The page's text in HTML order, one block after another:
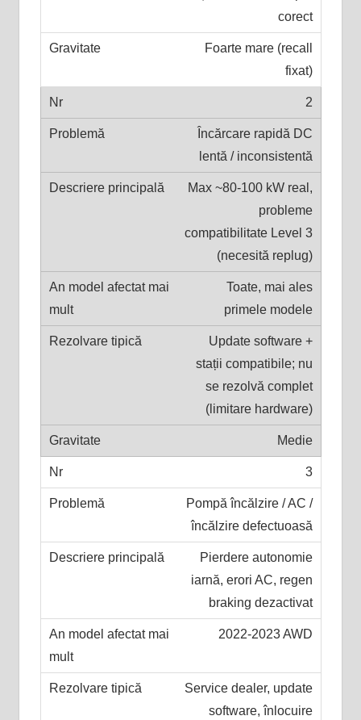
corect
Foarte mare (recall
fixat)
2
Încărcare rapidă DC
lentă / inconsistentă
Max ~80-100 kW real,
probleme
compatibilitate Level 3
(necesită replug)
Toate, mai ales
primele modele
Update software +
stații compatibile; nu
se rezolvă complet
(limitare hardware)
Medie
3
Pompă încălzire / AC /
încălzire defectuoasă
Pierdere autonomie
iarnă, erori AC, regen
braking dezactivat
2022-2023 AWD
Service dealer, update
software, înlocuire